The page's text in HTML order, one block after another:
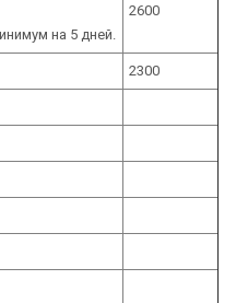
на 5 дней.
2600
2300